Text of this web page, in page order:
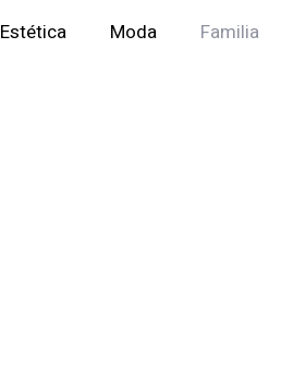
Estética Moda Familia